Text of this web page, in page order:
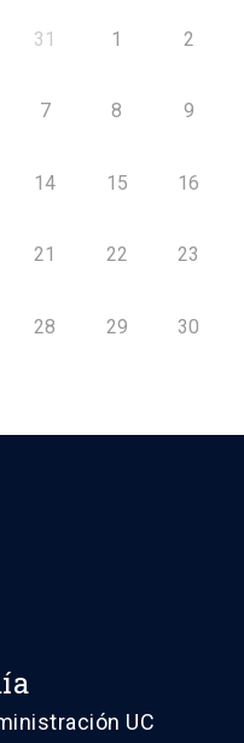
31 1 2
7 8 9
14 15 16
21 22 23
28 29 30
UC